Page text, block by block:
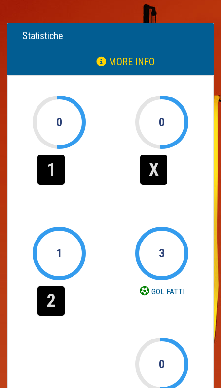
Statistiche
MORE INFO
0
1
0
X
1
2
3
GOL FATTI
0